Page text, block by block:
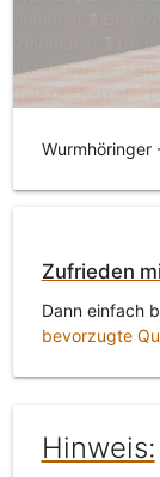
Wurmhöringer
Zufrieden
Dann einfach
bevorzugte
Hinweis: